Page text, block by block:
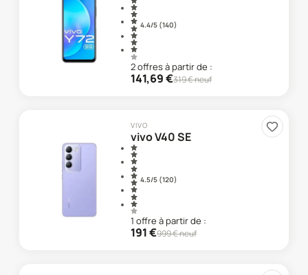
4.4/5 (140)
2offresà partir de :
141,69€319€ neuf
VIVO
vivo V40 SE
4.5/5 (120)
1 offre à partir de :
191€999€ neuf